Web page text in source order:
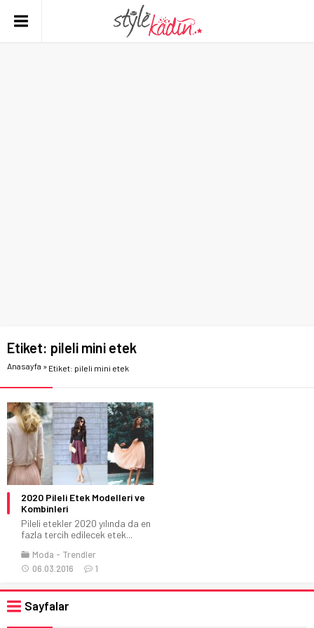
Etiket: pileli mini etek
Anasayfa » Etiket: pileli mini etek
2020 Pileli Etek Modelleri ve
Kombinleri
Pileli etekler 2020 yılında da en
fazla tercih edilecek etek...
Moda
Trendler
06.03.2016
1
Sayfalar